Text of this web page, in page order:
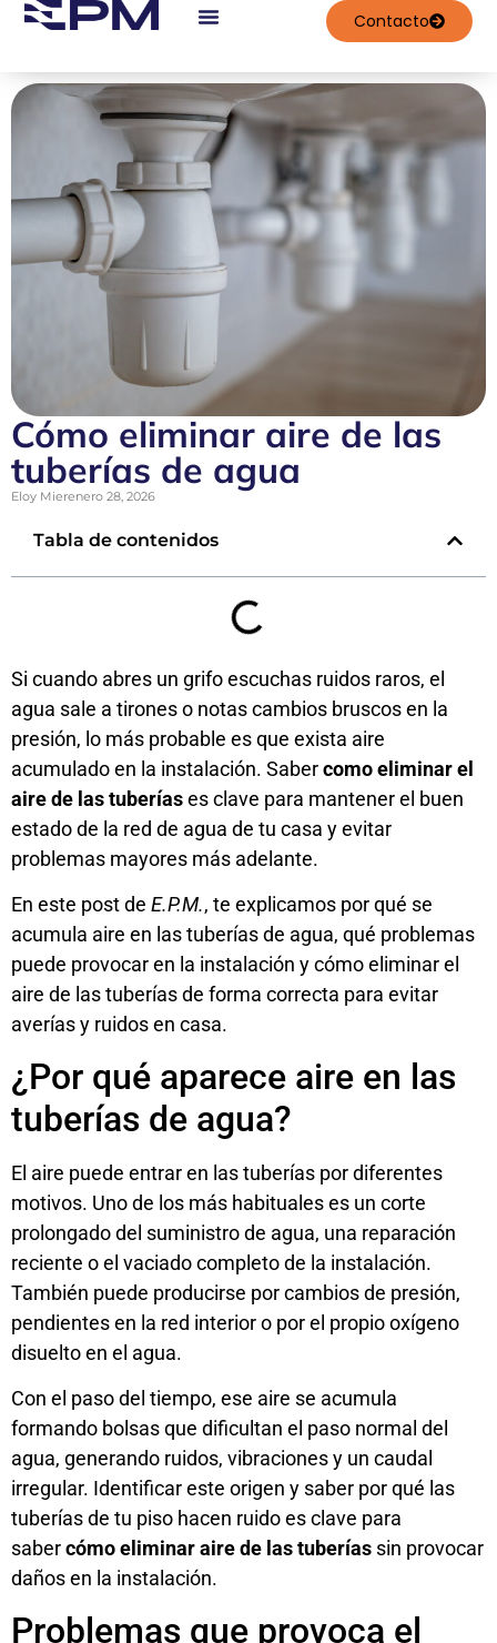
contenido Contacto
Cómo eliminar aire de las
tuberías de agua
Eloy Mierenero 28, 2026
Tabla de contenidos
Si cuando abres un grifo escuchas ruidos raros, el
agua sale a tirones o notas cambios bruscos en la
presión, lo más probable es que exista aire
acumulado en la instalación. Sabercomo eliminar el
aire de las tuberíases clave para mantener el buen
estado de la red de agua de tu casa y evitar
problemas mayores más adelante.
En este post de E.P.M., te explicamos por qué se
acumula aire en las tuberías de agua, qué problemas
puede provocar en la instalación y cómo eliminar el
aire de las tuberías de forma correcta para evitar
averías y ruidos en casa.
¿Por qué aparece aire en las
tuberías de agua?
El aire puede entrar en las tuberías por diferentes
motivos. Uno de los más habituales es un corte
prolongado del suministro de agua, una reparación
reciente o el vaciado completo de la instalación.
También puede producirse por cambios de presión,
pendientes en la red interior o por el propio oxígeno
disuelto en el agua.
Con el paso del tiempo, ese aire se acumula
formando bolsas que dificultan el paso normal del
agua, generando ruidos, vibraciones y un caudal
irregular. Identificar este origen y saber por qué las
tuberías de tu piso hacen ruidoes clave para
sabercómo eliminar aire de las tuberías sin provocar
daños en la instalación.
Problemas que provoca el